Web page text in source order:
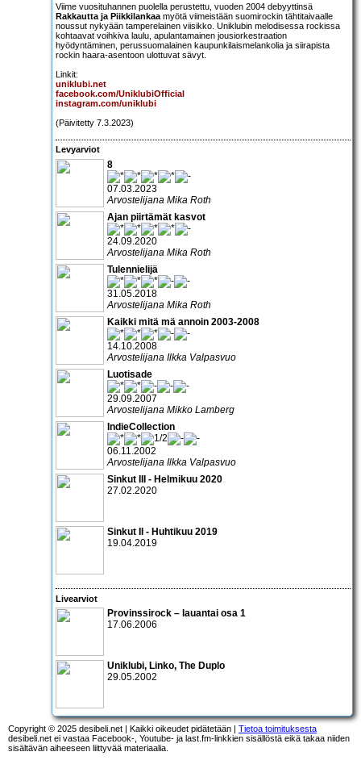
Viime vuosituhannen puolella perustettu, vuoden 2004 debyyttinsä
Rakkautta ja Piikkilankaa myötä viimeistään suomirockin tähtitaivaalle
noussut nykyään tamperelainen viisikko. Uniklubin melodisessa rockissa
kohtaavat voihkiva laulu, apulantamainen jousiorkestraation
hyödyntäminen, perussuomalainen kaupunkilaismelankolia ja siirapista
rockin haara-asentoon ulottuvat sävyt.
Linkit:
uniklubi.net
facebook.com/UniklubiOfficial
instagram.com/uniklubi
(Päivitetty 7.3.2023)
Levyarviot
8
07.03.2023
Arvostelijana Mika Roth
Ajan piirtämät kasvot
24.09.2020
Arvostelijana Mika Roth
Tulennielijä
31.05.2018
Arvostelijana Mika Roth
Kaikki mitä mä annoin 2003-2008
14.10.2008
Arvostelijana Ilkka Valpasvuo
Luotisade
29.09.2007
Arvostelijana Mikko Lamberg
IndieCollection
06.11.2002
Arvostelijana Ilkka Valpasvuo
Sinkut III - Helmikuu 2020
27.02.2020
Sinkut II - Huhtikuu 2019
19.04.2019
Livearviot
Provinssirock – lauantai osa 1
17.06.2006
Uniklubi, Linko, The Duplo
29.05.2002
Copyright © 2025 desibeli.net | Kaikki oikeudet pidätetään | Tietoa toimituksesta
desibeli.net ei vastaa Facebook-, Youtube- ja last.fm-linkkien sisällöstä eikä takaa niiden
sisältävän aiheeseen liittyvää materiaalia.